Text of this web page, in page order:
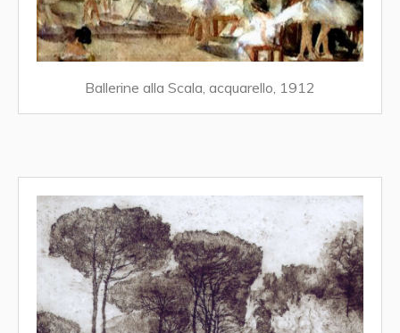
Ballerine alla Scala, acquarello, 1912